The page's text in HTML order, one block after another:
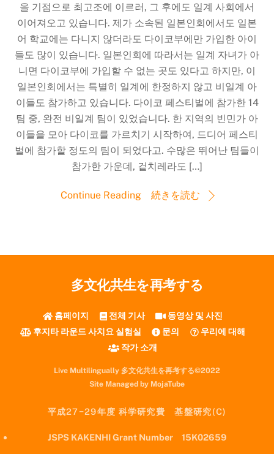
을 기점으로 최고조에 이르러, 그 후에도 일계 사회에서
이어져오고 있습니다. 제가 소속된 일본인회에서도 일본
어 학교에는 다니지 않더라도 다이코부에만 가입한 아이
들도 많이 있습니다. 일본인회에 따라서는 일계 자녀가 아
니면 다이코부에 가입할 수 없는 곳도 있다고 하지만, 이
일본인회에서는 특별히 일계에 한정하지 않고 비일계 아
이들도 참가하고 있습니다. 다이코 페스티벌에 참가한 14
팀 중, 완전 비일계 팀이 있었습니다. 한 지역의 빈민가 아
이들을 모아 다이코를 가르치기 시작하여, 드디어 페스티
벌에 참가할 정도의 팀이 되었다고. 수많은 뛰어난 팀들이
참가한 가운데, 겉치레라도 […]
Continue Reading 続きを読む
多文化共生を再考する
홈페이지 전체 기사
동영상 및 사진
후지타 라운드 사치요 실험실
문의
우리에 대해
작가 소개
Live Multilingually 多文化共生を再考する©2022
Site Managed by MojaTube
平成27−29年度 科学研究費 基盤研究(C)
JSPS KAKENHI Grant Number 15K02659